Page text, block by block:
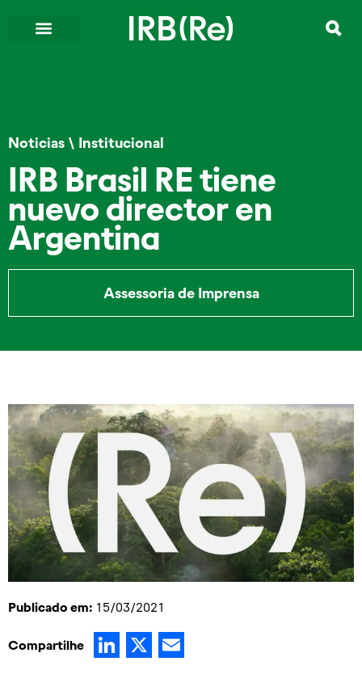
Noticias \ Institucional
IRB Brasil RE tiene
nuevo director en
Argentina
Assessoria de Imprensa
Publicado em: 15/03/2021
Compartilhe LinkedIn
X